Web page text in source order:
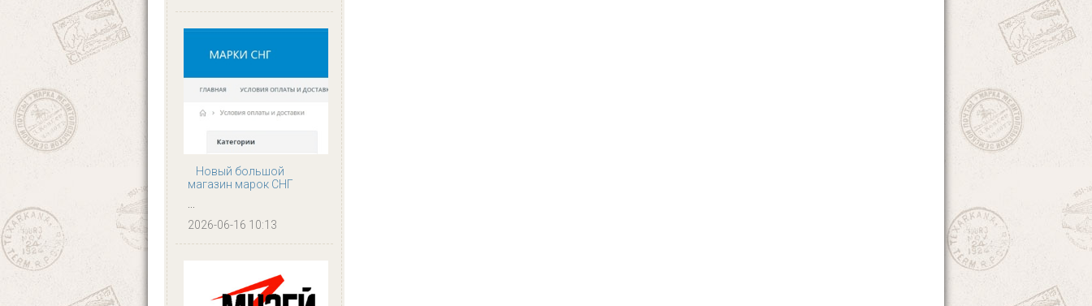
Новый большой
магазин марок СНГ
...
2026-06-16 10:13